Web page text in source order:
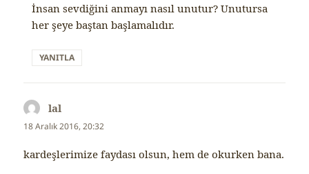
İnsan sevdiğini anmayı nasıl unutur? Unutursa
her şeye baştan başlamalıdır.
YANITLA
lal
ki:
18 Aralık 2016, 20:32
kardeşlerimize faydası olsun, hem de okurken bana.